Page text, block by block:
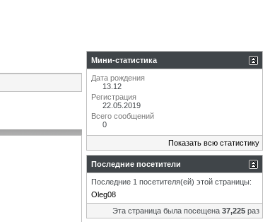
Мини-статистика
Дата рождения
13.12
Регистрация
22.05.2019
Всего сообщений
0
Показать всю статистику
Последние посетители
Последние 1 посетителя(ей) этой страницы:
Oleg08
Эта страница была посещена 37,225 раз